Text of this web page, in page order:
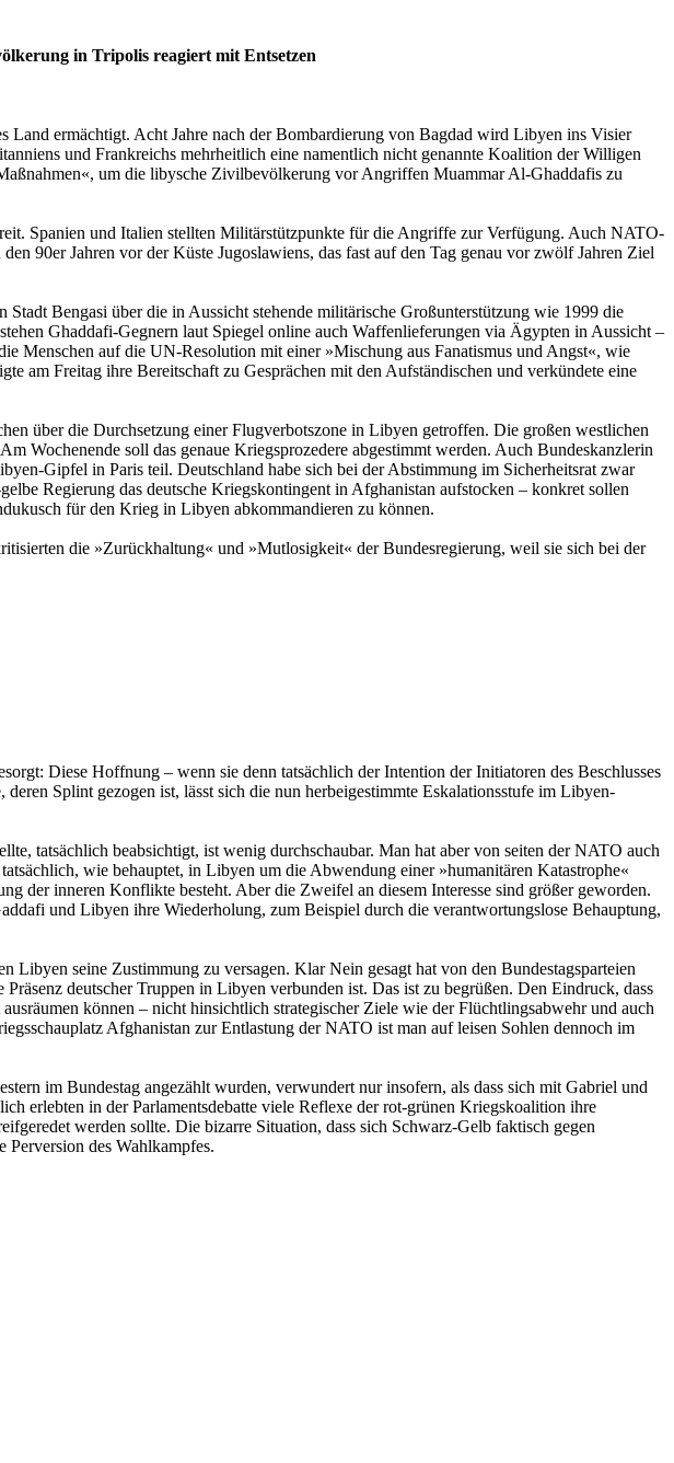
in Tripolis reagiert mit Entsetzen
Land ermächtigt. Acht Jahre nach der Bombardierung von Bagdad wird Libyen ins Visier
und Frankreichs mehrheitlich eine namentlich nicht genannte Koalition der Willigen
um die libysche Zivilbevölkerung vor Angriffen Muammar Al-Ghaddafis zu
Spanien und Italien stellten Militärstützpunkte für die Angriffe zur Verfügung. Auch NATO-
90er Jahren vor der Küste Jugoslawiens, das fast auf den Tag genau vor zwölf Jahren Ziel
Bengasi über die in Aussicht stehende militärische Großunterstützung wie 1999 die
Ghaddafi-Gegnern laut Spiegel online auch Waffenlieferungen via Ägypten in Aussicht –
Menschen auf die UN-Resolution mit einer »Mischung aus Fanatismus und Angst«, wie
am Freitag ihre Bereitschaft zu Gesprächen mit den Aufständischen und verkündete eine
über die Durchsetzung einer Flugverbotszone in Libyen getroffen. Die großen westlichen
Wochenende soll das genaue Kriegsprozedere abgestimmt werden. Auch Bundeskanzlerin
Gipfel in Paris teil. Deutschland habe sich bei der Abstimmung im Sicherheitsrat zwar
Regierung das deutsche Kriegskontingent in Afghanistan aufstocken – konkret sollen
für den Krieg in Libyen abkommandieren zu können.
die »Zurückhaltung« und »Mutlosigkeit« der Bundesregierung, weil sie sich bei der
Diese Hoffnung – wenn sie denn tatsächlich der Intention der Initiatoren des Beschlusses
Splint gezogen ist, lässt sich die nun herbeigestimmte Eskalationsstufe im Libyen-
tatsächlich beabsichtigt, ist wenig durchschaubar. Man hat aber von seiten der NATO auch
wie behauptet, in Libyen um die Abwendung einer »humanitären Katastrophe«
der inneren Konflikte besteht. Aber die Zweifel an diesem Interesse sind größer geworden.
und Libyen ihre Wiederholung, zum Beispiel durch die verantwortungslose Behauptung,
Libyen seine Zustimmung zu versagen. Klar Nein gesagt hat von den Bundestagsparteien
deutscher Truppen in Libyen verbunden ist. Das ist zu begrüßen. Den Eindruck, dass
können – nicht hinsichtlich strategischer Ziele wie der Flüchtlingsabwehr und auch
Afghanistan zur Entlastung der NATO ist man auf leisen Sohlen dennoch im
im Bundestag angezählt wurden, verwundert nur insofern, als dass sich mit Gabriel und
erlebten in der Parlamentsdebatte viele Reflexe der rot-grünen Kriegskoalition ihre
werden sollte. Die bizarre Situation, dass sich Schwarz-Gelb faktisch gegen
Perversion des Wahlkampfes.